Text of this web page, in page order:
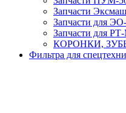
Запчасти Эксмаш
Запчасти для
Запчасти для
КОРОНКИ,
Фильтра для